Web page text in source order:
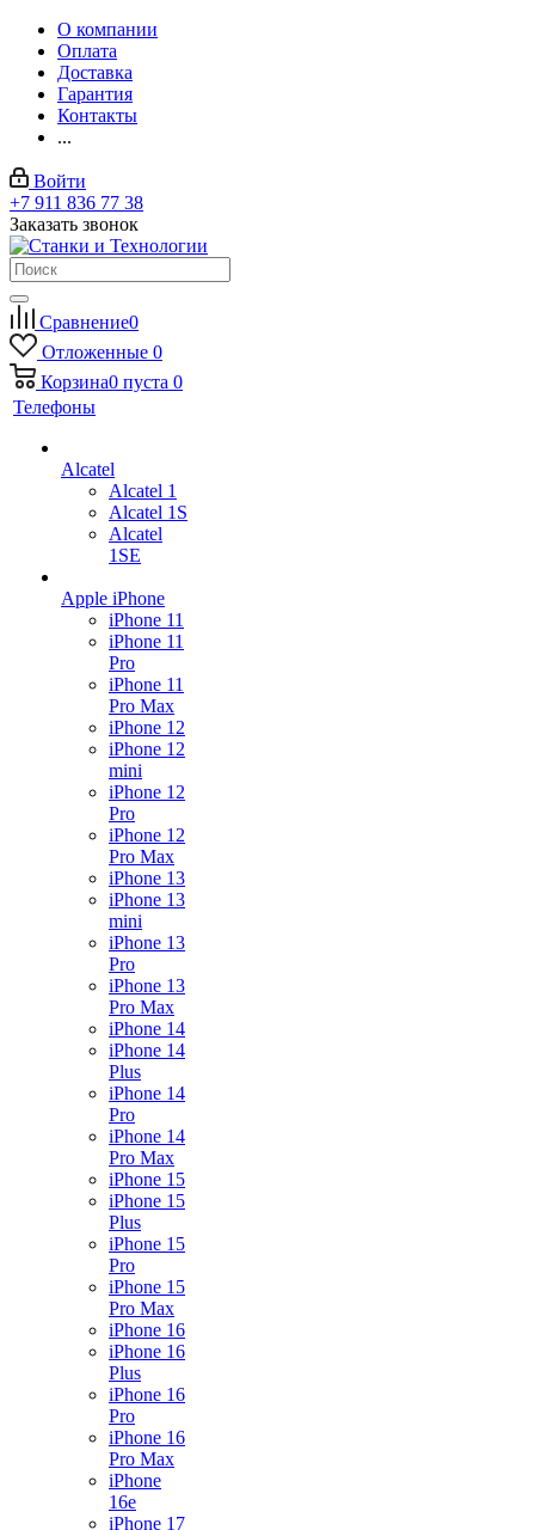
О компании
Оплата
Доставка
Гарантия
Контакты
...
Войти
+7 911 836 77 38
Заказать звонок
Сравнение0
Отложенные 0
Корзина0 пуста 0
Телефоны
Alcatel
Alcatel 1
Alcatel 1S
Alcatel
1SE
Apple iPhone
iPhone 11
iPhone 11
Pro
iPhone 11
Pro Max
iPhone 12
iPhone 12
mini
iPhone 12
Pro
iPhone 12
Pro Max
iPhone 13
iPhone 13
mini
iPhone 13
Pro
iPhone 13
Pro Max
iPhone 14
iPhone 14
Plus
iPhone 14
Pro
iPhone 14
Pro Max
iPhone 15
iPhone 15
Plus
iPhone 15
Pro
iPhone 15
Pro Max
iPhone 16
iPhone 16
Plus
iPhone 16
Pro
iPhone 16
Pro Max
iPhone
16e
iPhone 17